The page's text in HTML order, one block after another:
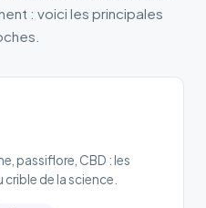
: voici les principales
passiflore, CBD : les
de la science.